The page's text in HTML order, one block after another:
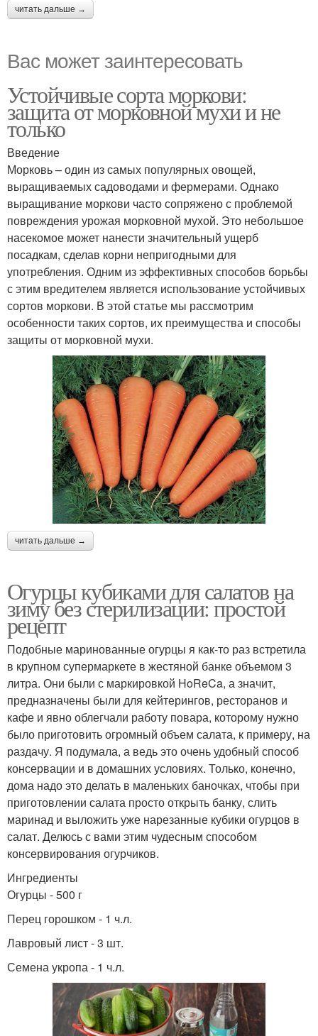
читать дальше →
Вас может заинтересовать
Устойчивые сорта моркови:
защита от морковной мухи и не
только
Введение
Морковь – один из самых популярных овощей,
выращиваемых садоводами и фермерами. Однако
выращивание моркови часто сопряжено с проблемой
повреждения урожая морковной мухой. Это небольшое
насекомое может нанести значительный ущерб
посадкам, сделав корни непригодными для
употребления. Одним из эффективных способов борьбы
с этим вредителем является использование устойчивых
сортов моркови. В этой статье мы рассмотрим
особенности таких сортов, их преимущества и способы
защиты от морковной мухи.
читать дальше →
Огурцы кубиками для салатов на
зиму без стерилизации: простой
рецепт
Подобные маринованные огурцы я как-то раз встретила
в крупном супермаркете в жестяной банке объемом 3
литра. Они были с маркировкой HoReCa, а значит,
предназначены были для кейтерингов, ресторанов и
кафе и явно облегчали работу повара, которому нужно
было приготовить огромный объем салата, к примеру, на
раздачу. Я подумала, а ведь это очень удобный способ
консервации и в домашних условиях. Только, конечно,
дома надо это делать в маленьких баночках, чтобы при
приготовлении салата просто открыть банку, слить
маринад и выложить уже нарезанные кубики огурцов в
салат. Делюсь с вами этим чудесным способом
консервирования огурчиков.
Ингредиенты
Огурцы - 500 г
Перец горошком - 1 ч.л.
Лавровый лист - 3 шт.
Семена укропа - 1 ч.л.